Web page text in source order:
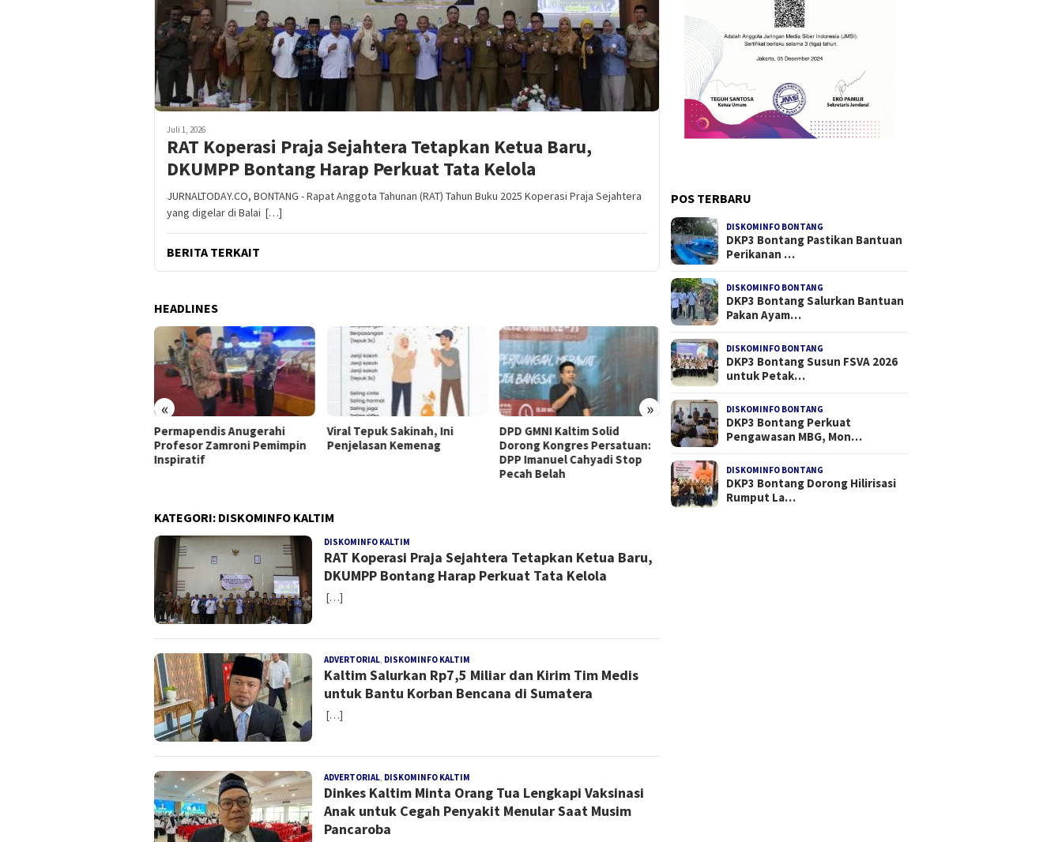
Juli 1, 2026
RAT Koperasi Praja Sejahtera Tetapkan Ketua Baru,
DKUMPP Bontang Harap Perkuat Tata Kelola
JURNALTODAY.CO, BONTANG - Rapat Anggota Tahunan (RAT) Tahun Buku 2025 Koperasi Praja Sejahtera
yang digelar di Balai […]
BERITA TERKAIT
HEADLINES
« »
Viral Tepuk Sakinah, Ini
Penjelasan Kemenag
DPD GMNI Kaltim Solid
Dorong Kongres Persatuan:
Pendidikan Dasar Gratis, Hak
Konstitusional
Munas II JMSI, Teguh Santosa
Terpilih Kembali
Permapendis Anugerahi
Profesor Zamroni Pemimpin
KATEGORI: DISKOMINFO KALTIM
DISKOMINFO KALTIM
RAT Koperasi Praja Sejahtera Tetapkan Ketua Baru,
DKUMPP Bontang Harap Perkuat Tata Kelola
[…]
ADVERTORIAL, DISKOMINFO KALTIM
Kaltim Salurkan Rp7,5 Miliar dan Kirim Tim Medis
untuk Bantu Korban Bencana di Sumatera
[…]
ADVERTORIAL, DISKOMINFO KALTIM
Dinkes Kaltim Minta Orang Tua Lengkapi Vaksinasi
Anak untuk Cegah Penyakit Menular Saat Musim
Pancaroba
POS TERBARU
DISKOMINFO BONTANG
DKP3 Bontang Pastikan Bantuan
Perikanan …
DISKOMINFO BONTANG
DKP3 Bontang Salurkan Bantuan
Pakan Ayam…
DISKOMINFO BONTANG
DKP3 Bontang Susun FSVA 2026
untuk Petak…
DISKOMINFO BONTANG
DKP3 Bontang Perkuat
Pengawasan MBG, Mon…
DISKOMINFO BONTANG
DKP3 Bontang Dorong Hilirisasi
Rumput La…